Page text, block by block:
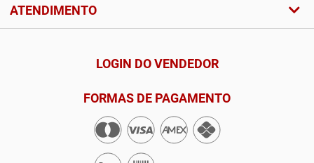
ATENDIMENTO
LOGIN DO VENDEDOR
FORMAS DE PAGAMENTO